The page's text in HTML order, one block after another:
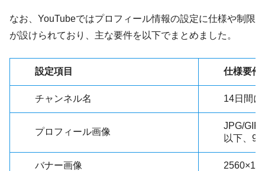
なお、YouTubeではプロフィール情報の設定に仕様や制限
が設けられており、主な要件を以下でまとめました。
設定項目 仕様要件
チャンネル名 14日間
プロフィール画像
JPG/
以下、
バナー画像